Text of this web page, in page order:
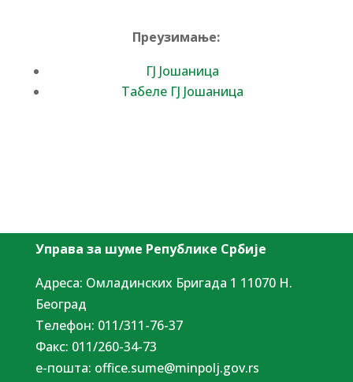
Преузимање:
ГЈ Јошаница
Табеле ГЈ Јошаница
Управа за шуме Републике Србије
Адреса: Омладинских Бригада 1 11070 Н.
Београд
Tелефон: 011/311-76-37
Факс: 011/260-34-73
е-пошта: office.sume@minpolj.gov.rs